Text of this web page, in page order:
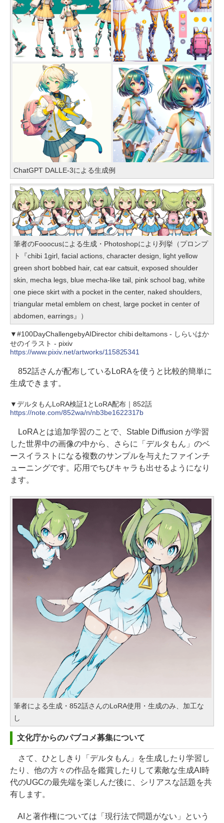
ChatGPT DALLE-3による生成例
筆者のFooocusによる生成・Photoshopにより列挙（プロンプ
ト『chibi 1girl, facial actions, character design, light yellow
green short bobbed hair, cat ear catsuit, exposed shoulder
skin, mecha legs, blue mecha-like tail, pink school bag, white
one piece skirt with a pocket in the center, naked shoulders,
triangular metal emblem on chest, large pocket in center of
abdomen, earrings』）
▼#100DayChallengebyAIDirector chibi deltamons - しらいはか
せのイラスト - pixiv
https://www.pixiv.net/artworks/115825341
852話さんが配布しているLoRAを使うと比較的簡単に
生成できます。
▼デルタもんLoRA検証1とLoRA配布｜852話
https://note.com/852wa/n/nb3be1622317b
LoRAとは追加学習のことで、Stable Diffusion が学習
した世界中の画像の中から、さらに「デルタもん」のベ
ースイラストになる複数のサンプルを与えたファインチ
ューニングです。応用でちびキャラも出せるようになり
ます。
筆者による生成・852話さんのLoRA使用・生成のみ、加工な
し
文化庁からのパブコメ募集について
さて、ひとしきり「デルタもん」を生成したり学習し
たり、他の方々の作品を鑑賞したりして素敵な生成AI時
代のUGCの最先端を楽しんだ後に、シリアスな話題を共
有します。
AIと著作権については「現行法で問題がない」という